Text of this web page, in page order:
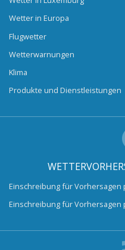
Wetter in Europa
Flugwetter
Wetterwarnungen
Klima
Produkte und Dienstleistungen
Einschreibung für Vorhersagen
Einschreibung für Vorhersagen